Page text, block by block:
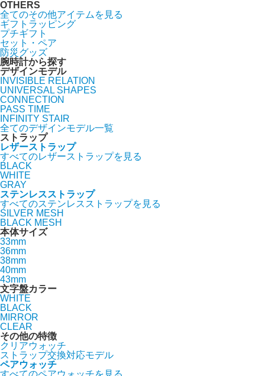
OTHERS
全てのその他アイテムを見る
ギフトラッピング
プチギフト
セット・ペア
防災グッズ
腕時計から探す
デザインモデル
INVISIBLE RELATION
UNIVERSAL SHAPES
CONNECTION
PASS TIME
INFINITY STAIR
全てのデザインモデル一覧
ストラップ
レザーストラップ
すべてのレザーストラップを見る
BLACK
WHITE
GRAY
ステンレスストラップ
すべてのステンレスストラップを見る
SILVER MESH
BLACK MESH
本体サイズ
33mm
36mm
38mm
40mm
43mm
文字盤カラー
WHITE
BLACK
MIRROR
CLEAR
その他の特徴
クリアウォッチ
ストラップ交換対応モデル
ペアウォッチ
すべてのペアウォッチを見る